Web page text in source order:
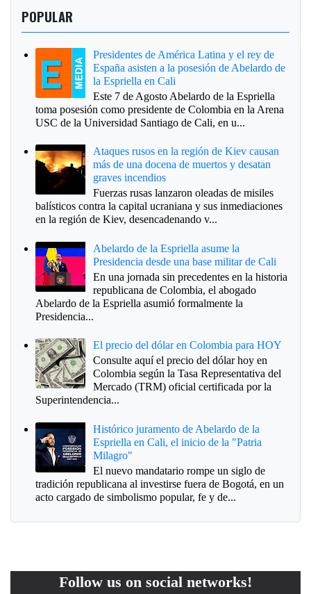
POPULAR
Presidentes de América Latina y el rey de
España asisten a la posesión de Abelardo de
la Espriella en Cali
Este 7 de Agosto Abelardo de la Espriella
toma posesión como presidente de Colombia en la Arena
USC de la Universidad Santiago de Cali, en u...
Ataques rusos en la región de Kiev causan
más de una docena de muertos y desatan
graves incendios
Fuerzas rusas lanzaron oleadas de misiles
balísticos contra la capital ucraniana y sus inmediaciones
en la región de Kiev, desencadenando v...
Abelardo de la Espriella asume la
Presidencia desde una base militar de Cali
En una jornada sin precedentes en la historia
republicana de Colombia, el abogado
Abelardo de la Espriella asumió formalmente la
Presidencia...
El precio del dólar en Colombia para HOY
Consulte aquí el precio del dólar hoy en
Colombia según la Tasa Representativa del
Mercado (TRM) oficial certificada por la
Superintendencia...
Histórico juramento de Abelardo de la
Espriella en Cali, el inicio de la "Patria
Milagro"
El nuevo mandatario rompe un siglo de
tradición republicana al investirse fuera de Bogotá, en un
acto cargado de simbolismo popular, fe y de...
Follow us on social networks!